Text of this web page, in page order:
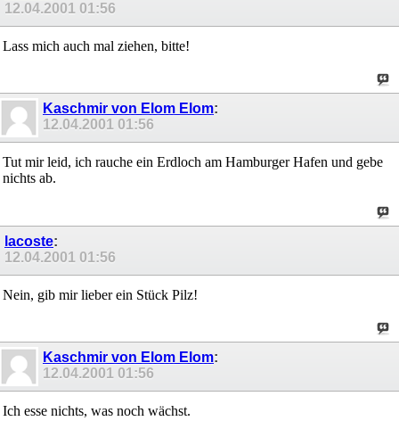
12.04.2001 01:56
Lass mich auch mal ziehen, bitte!
Kaschmir von Elom Elom:
12.04.2001 01:56
Tut mir leid, ich rauche ein Erdloch am Hamburger Hafen und gebe
nichts ab.
lacoste:
12.04.2001 01:56
Nein, gib mir lieber ein Stück Pilz!
Kaschmir von Elom Elom:
12.04.2001 01:56
Ich esse nichts, was noch wächst.